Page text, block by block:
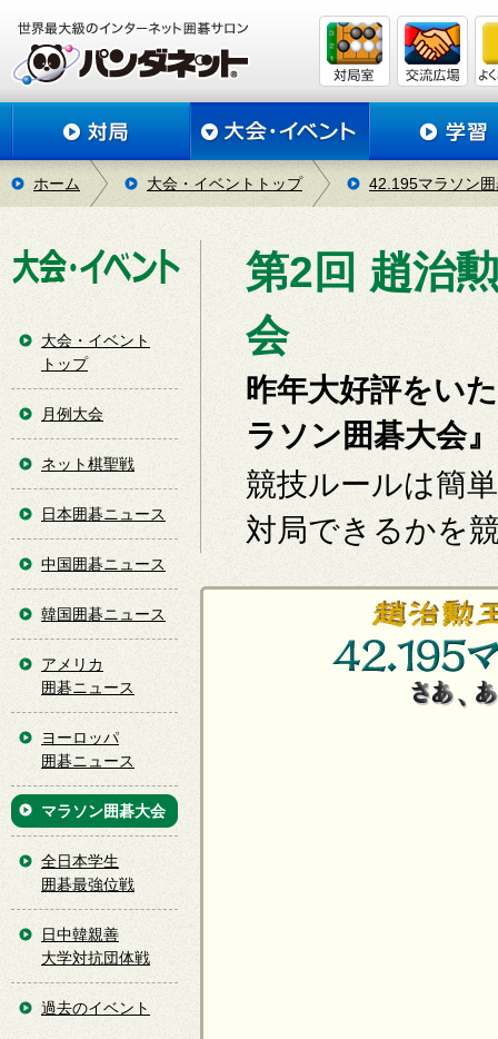
ホーム 大会・イベントトップ 42.195マラソン
第2回 趙治
会
昨年大好評をい
ラソン囲碁大会
競技ルールは簡
対局できるかを
大会・イベント
トップ
月例大会
ネット棋聖戦
日本囲碁ニュース
中国囲碁ニュース
韓国囲碁ニュース
アメリカ
囲碁ニュース
ヨーロッパ
囲碁ニュース
マラソン囲碁大会
全日本学生
囲碁最強位戦
日中韓親善
大学対抗団体戦
過去のイベント